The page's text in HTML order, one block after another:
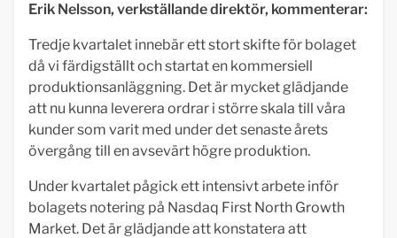
Erik Nelsson, verkställande direktör, kommenterar:
Tredje kvartalet innebär ett stort skifte för bolaget
då vi färdigställt och startat en kommersiell
produktionsanläggning. Det är mycket glädjande
att nu kunna leverera ordrar i större skala till våra
kunder som varit med under det senaste årets
övergång till en avsevärt högre produktion.
Under kvartalet pågick ett intensivt arbete inför
bolagets notering på Nasdaq First North Growth
Market. Det är glädjande att konstatera att